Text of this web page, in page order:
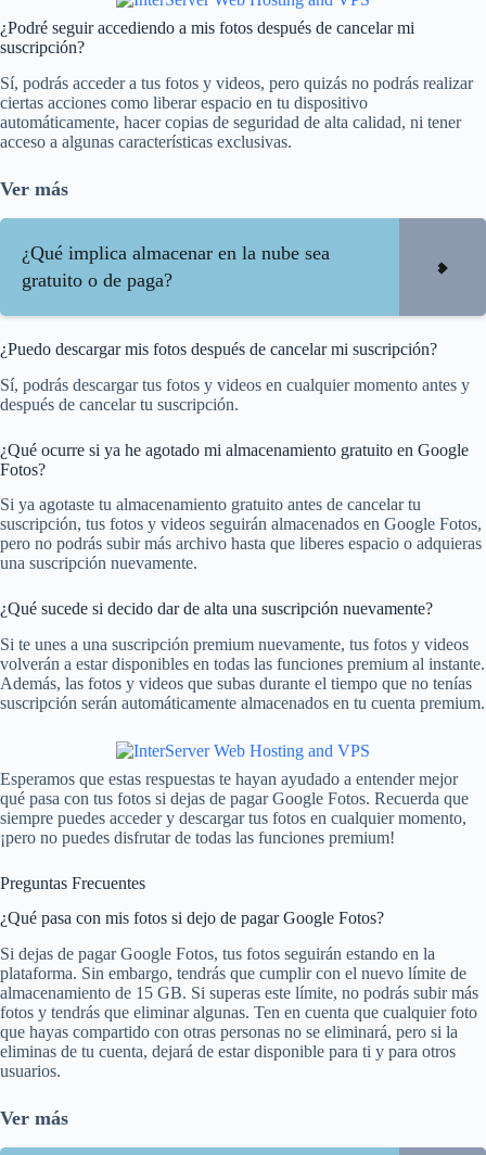
¿Podré seguir accediendo a mis fotos después de cancelar mi
suscripción?
Sí, podrás acceder a tus fotos y videos, pero quizás no podrás realizar
ciertas acciones como liberar espacio en tu dispositivo
automáticamente, hacer copias de seguridad de alta calidad, ni tener
acceso a algunas características exclusivas.
Ver más
¿Qué implica almacenar en la nube sea
gratuito o de paga?
¿Puedo descargar mis fotos después de cancelar mi suscripción?
Sí, podrás descargar tus fotos y videos en cualquier momento antes y
después de cancelar tu suscripción.
¿Qué ocurre si ya he agotado mi almacenamiento gratuito en Google
Fotos?
Si ya agotaste tu almacenamiento gratuito antes de cancelar tu
suscripción, tus fotos y videos seguirán almacenados en Google Fotos,
pero no podrás subir más archivo hasta que liberes espacio o adquieras
una suscripción nuevamente.
¿Qué sucede si decido dar de alta una suscripción nuevamente?
Si te unes a una suscripción premium nuevamente, tus fotos y videos
volverán a estar disponibles en todas las funciones premium al instante.
Además, las fotos y videos que subas durante el tiempo que no tenías
suscripción serán automáticamente almacenados en tu cuenta premium.
Esperamos que estas respuestas te hayan ayudado a entender mejor
qué pasa con tus fotos si dejas de pagar Google Fotos. Recuerda que
siempre puedes acceder y descargar tus fotos en cualquier momento,
¡pero no puedes disfrutar de todas las funciones premium!
Preguntas Frecuentes
¿Qué pasa con mis fotos si dejo de pagar Google Fotos?
Si dejas de pagar Google Fotos, tus fotos seguirán estando en la
plataforma. Sin embargo, tendrás que cumplir con el nuevo límite de
almacenamiento de 15 GB. Si superas este límite, no podrás subir más
fotos y tendrás que eliminar algunas. Ten en cuenta que cualquier foto
que hayas compartido con otras personas no se eliminará, pero si la
eliminas de tu cuenta, dejará de estar disponible para ti y para otros
usuarios.
Ver más